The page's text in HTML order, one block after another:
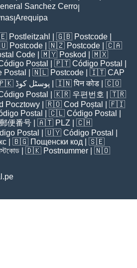
Sanchez Cerro
Arequipa
Postleitzahl | 🇬🇧 Postcode
Postcode | 🇳🇿 Postcode | 🇨🇦
Code | 🇲🇾 Poskod
| 🇲🇽
Postal | 🇵🇹 Código Postal
Postal | 🇳🇱 Postcode | 🇮🇹 CAP
🇵🇰 پوسٹل کوڈ | 🇮🇳पिन कोड | 🇨🇴
Postal | 🇰🇷 우편번호
| 🇹🇷
Pocztowy | 🇷🇴 Cod Poștal
| 🇫🇮
Postal | 🇨🇱 Código Postal
郵便番号 | 🇦🇹 PLZ | 🇨🇭
Postal | 🇺🇾 Código Postal
| 🇧🇬 Пощенски код | 🇸🇪
| 🇩🇰 Postnummer | 🇳🇴